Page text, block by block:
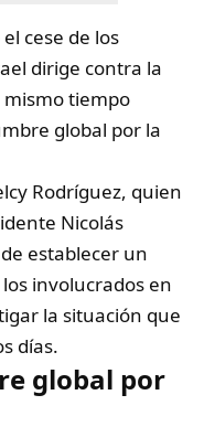
cese de los
dirige contra la
mismo tiempo
global por la
Rodríguez, quien
Nicolás
establecer un
involucrados en
la situación que
días.
global por